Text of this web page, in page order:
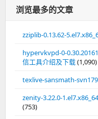
浏览最多的文章
zziplib-0.13.62-
hypervkvpd-0-
信工具介绍及下载(1,090)
texlive-sansmath-
zenity-3.22.0-
(753)